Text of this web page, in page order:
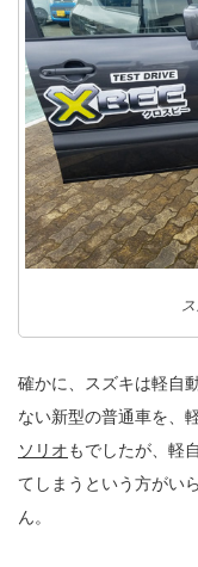
確かに、スズキは軽自
ない新型の普通車を、
ソリオもでしたが、軽
てしまうという方がい
ん。